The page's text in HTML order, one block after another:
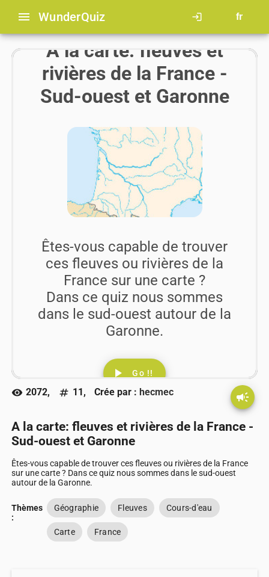
menu WunderQuiz login fr
A la carte: fleuves et
rivières de la France -
Sud-ouest et Garonne
Êtes-vous capable de trouver
ces fleuves ou rivières de la
France sur une carte ?
Dans ce quiz nous sommes
dans le sud-ouest autour de la
Garonne.
play_arrow Go !!
visibility 2072, numbers 11, Crée par : hecmec campaign
A la carte: fleuves et rivières de la France -
Sud-ouest et Garonne
Êtes-vous capable de trouver ces fleuves ou rivières de la France
sur une carte ? Dans ce quiz nous sommes dans le sud-ouest
autour de la Garonne.
Thèmes
:
Géographie Fleuves Cours-d'eau
Carte France